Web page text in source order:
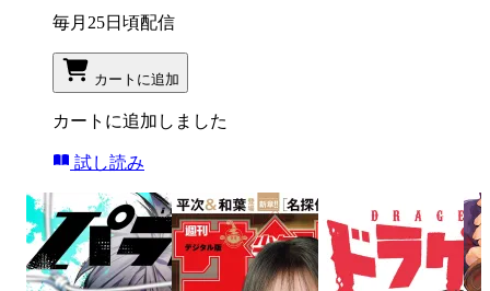
毎月25日頃配信
カートに追加
カートに追加しました
試し読み